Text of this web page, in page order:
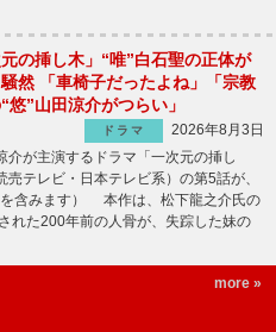
元の挿し木」“唯”白石聖の正体が
然 「車椅子だったよね」「宗教
悠”山田涼介がつらい」
ドラマ
2026年8月3日
が主演するドラマ「一次元の挿し
売テレビ・日本テレビ系）の第5話が、
含みます） 本作は、松下龍之介氏の
れた200年前の人骨が、失踪した妹の
more »